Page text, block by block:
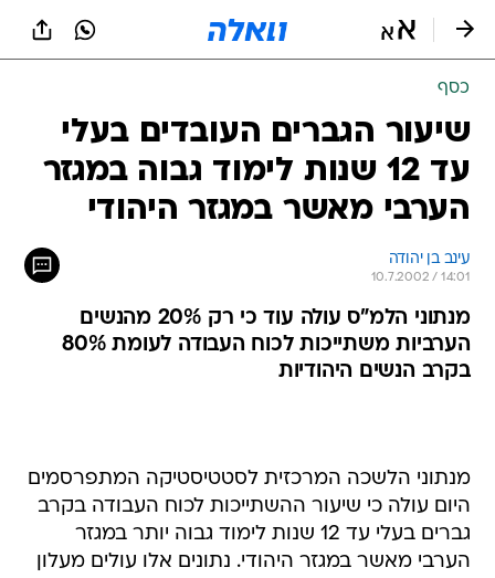
כסף
שיעור הגברים העובדים בעלי
עד 12 שנות לימוד גבוה במגזר
הערבי מאשר במגזר היהודי
עינב בן יהודה
10.7.2002 / 14:01
מנתוני הלמ"ס עולה עוד כי רק 20% מהנשים
הערביות משתייכות לכוח העבודה לעומת 80%
בקרב הנשים היהודיות
מנתוני הלשכה המרכזית לסטטיסטיקה המתפרסמים
היום עולה כי שיעור ההשתייכות לכוח העבודה בקרב
גברים בעלי עד 12 שנות לימוד גבוה יותר במגזר
הערבי מאשר במגזר היהודי. נתונים אלו עולים מעלון